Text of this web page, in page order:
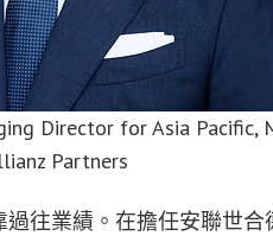
Director for Asia
Partners
往業績。在擔任安聯世